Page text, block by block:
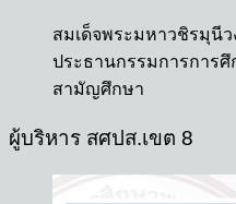
สมเด็จพระมหาวชิรมุนีว
ประธานกรรมการการ
สามัญศึกษา
ผู้บริหาร สศปส.เขต 8